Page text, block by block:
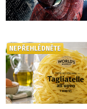
NEPŘEHLÉDNĚTE